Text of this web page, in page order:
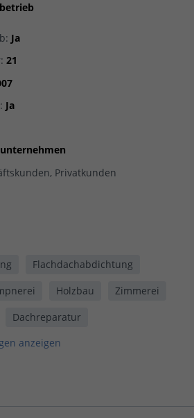
Ja
21
Ja
Privatkunden
Flachdachabdichtung
Holzbau
Zimmerei
Dachreparatur
anzeigen